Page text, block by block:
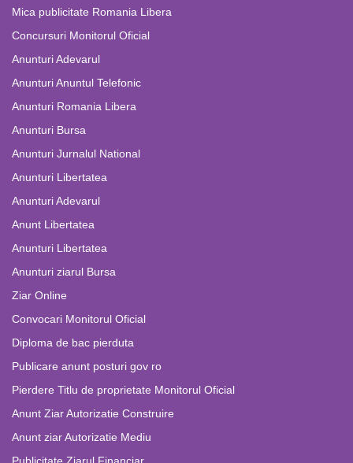
Mica publicitate Romania Libera
Concursuri Monitorul Oficial
Anunturi Adevarul
Anunturi Anuntul Telefonic
Anunturi Romania Libera
Anunturi Bursa
Anunturi Jurnalul National
Anunturi Libertatea
Anunturi Adevarul
Anunt Libertatea
Anunturi Libertatea
Anunturi ziarul Bursa
Ziar Online
Convocari Monitorul Oficial
Diploma de bac pierduta
Publicare anunt posturi gov ro
Pierdere Titlu de proprietate Monitorul Oficial
Anunt Ziar Autorizatie Construire
Anunt ziar Autorizatie Mediu